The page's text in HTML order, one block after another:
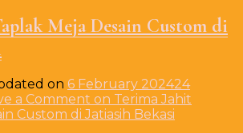
Meja Desain Custom di
on 6 February 202424
a Comment on Terima Jahit
Custom di Jatiasih Bekasi